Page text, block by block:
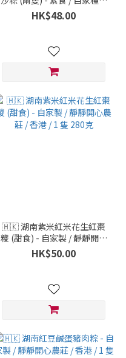
市集 / 香港 / 2 隻 300克
HK$48.00
🇭🇰 湖南紫米紅米花生紅棗
糭 (甜食) - 自家製 / 靜靜開心
農莊 / 香港 / 1 隻 280克
HK$50.00